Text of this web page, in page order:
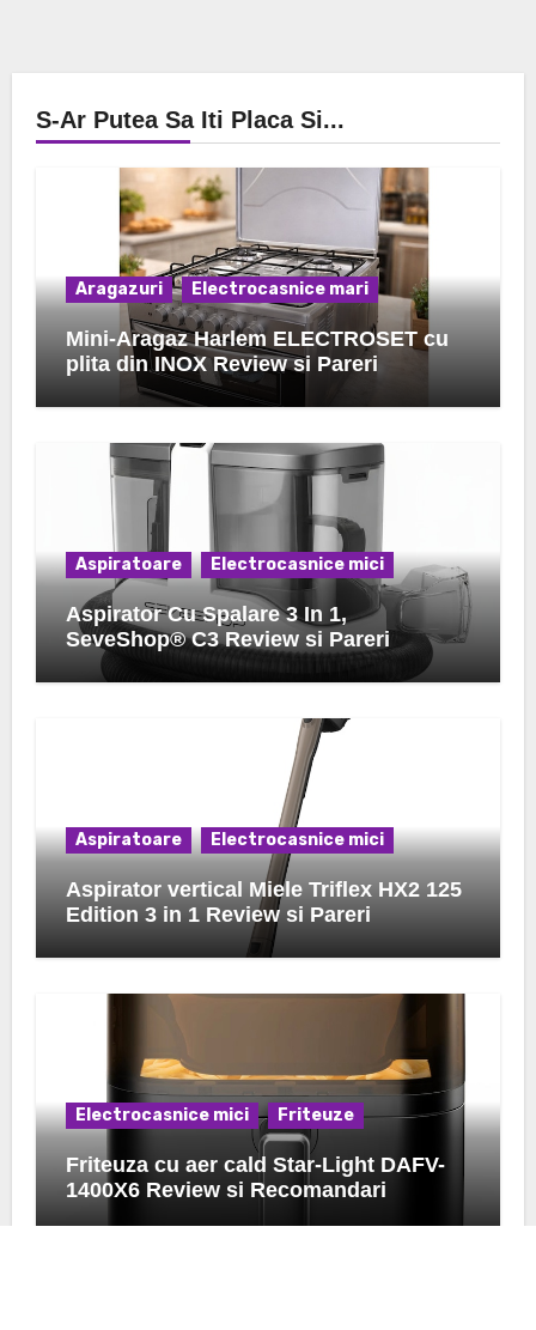
S-Ar Putea Sa Iti Placa Si...
Aragazuri Electrocasnice mari
Mini-Aragaz Harlem ELECTROSET cu
plita din INOX Review si Pareri
Aspiratoare Electrocasnice mici
Aspirator Cu Spalare 3 In 1,
SeveShop® C3 Review si Pareri
Aspiratoare Electrocasnice mici
Aspirator vertical Miele Triflex HX2 125
Edition 3 in 1 Review si Pareri
Electrocasnice mici Friteuze
Friteuza cu aer cald Star-Light DAFV-
1400X6 Review si Recomandari